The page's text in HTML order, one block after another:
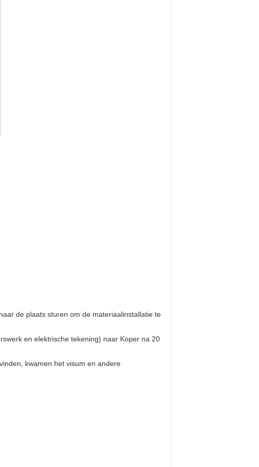
de plaats sturen om de materiaalinstallatie te
en elektrische tekening) naar Koper na 20
kwamen het visum en andere